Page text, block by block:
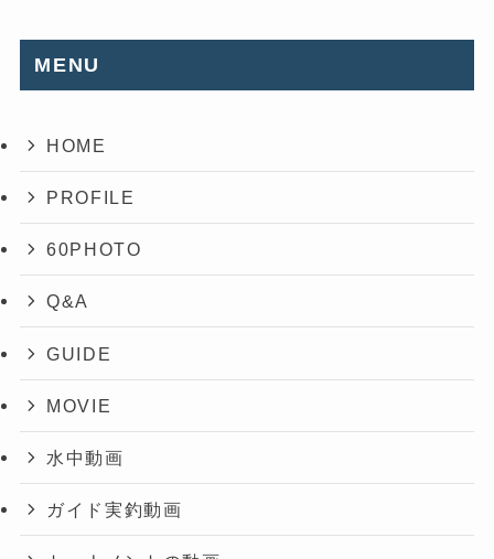
MENU
HOME
PROFILE
60PHOTO
Q&A
GUIDE
MOVIE
水中動画
ガイド実釣動画